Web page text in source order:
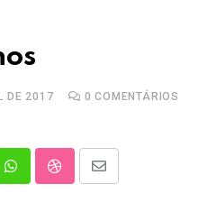
DE 2017 0 COMENTÁRIOS
WhatsappStumbleUpon
Share